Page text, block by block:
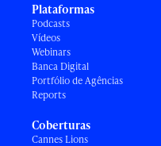
Plataformas
Podcasts
Vídeos
Webinars
Banca Digital
Portfólio de Agências
Reports
Coberturas
Cannes Lions